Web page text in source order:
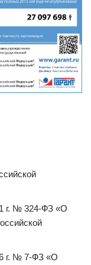
г. № 324-ФЗ «О
г. № 7-ФЗ «О